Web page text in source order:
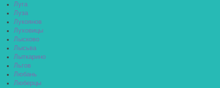
Луга
Луза
Лукоянов
Луховицы
Лысково
Лысьва
Лыткарино
Льгов
Любань
Люберцы